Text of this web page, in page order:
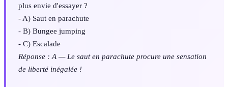
plus envie d'essayer ?
- A) Saut en parachute
- B) Bungee jumping
- C) Escalade
Réponse : A — Le saut en parachute procure une sensation
de liberté inégalée !